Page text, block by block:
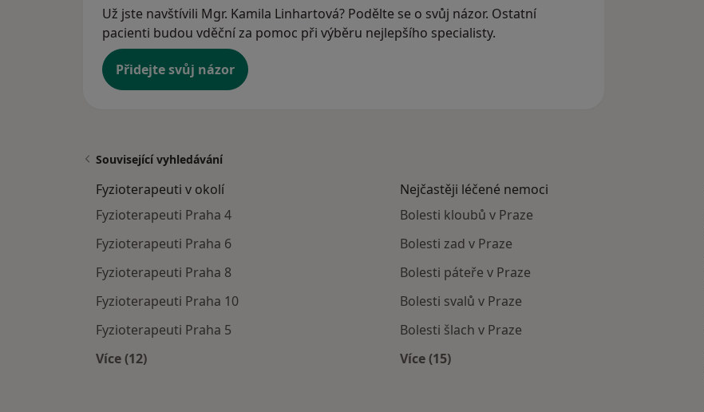
Už jste navštívili Mgr. Kamila Linhartová? Podělte se o svůj názor. Ostatní
pacienti budou vděční za pomoc při výběru nejlepšího specialisty.
Přidejte svůj názor
Související vyhledávání
Fyzioterapeuti v okolí
Fyzioterapeuti Praha 4
Fyzioterapeuti Praha 6
Fyzioterapeuti Praha 8
Fyzioterapeuti Praha 10
Fyzioterapeuti Praha 5
Více (12)
Nejčastěji léčené nemoci
Bolesti kloubů v Praze
Bolesti zad v Praze
Bolesti páteře v Praze
Bolesti svalů v Praze
Bolesti šlach v Praze
Více (15)